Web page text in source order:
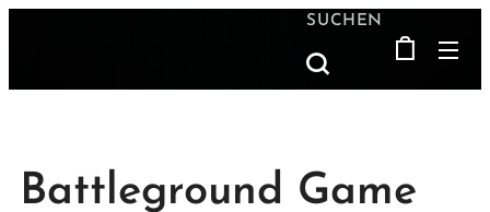
SUCHEN
Battleground Game